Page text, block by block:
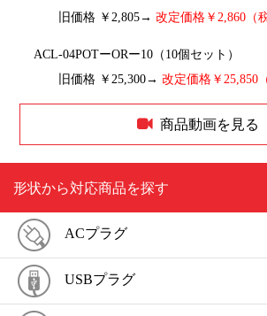
旧価格 ￥2,805→ 改定価格￥2,860（
ACL-04POTーORー10（10個セット）
旧価格 ￥25,300→ 改定価格￥25,850
商品動画を見る
形状から対応商品を探す
ACプラグ
USBプラグ